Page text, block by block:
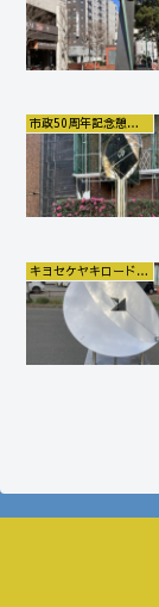
市政50周年記念憩いの場
キヨセケヤキロードギャラリー